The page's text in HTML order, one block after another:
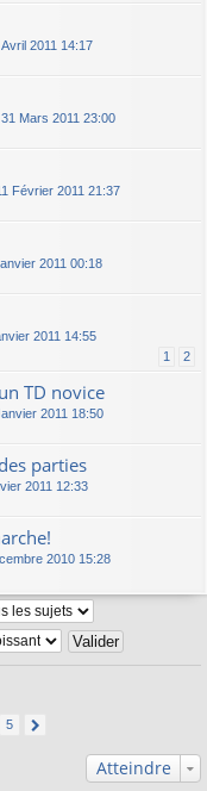
Avril 2011 14:17
Mars 2011 23:00
Février 2011 21:37
2011 00:18
2011 14:55
1 2
TD novice
2011 18:50
parties
2011 12:33
2010 15:28
5
Atteindre